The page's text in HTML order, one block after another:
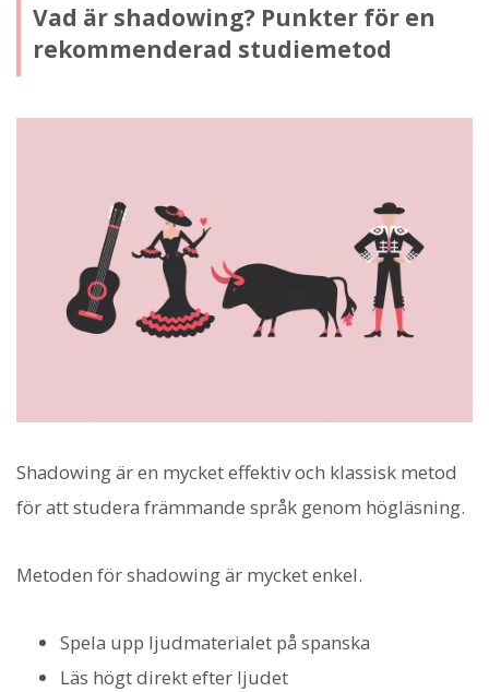
Vad är shadowing? Punkter för en
rekommenderad studiemetod
Shadowing är en mycket effektiv och klassisk metod
för att studera främmande språk genom högläsning.
Metoden för shadowing är mycket enkel.
Spela upp ljudmaterialet på spanska
Läs högt direkt efter ljudet